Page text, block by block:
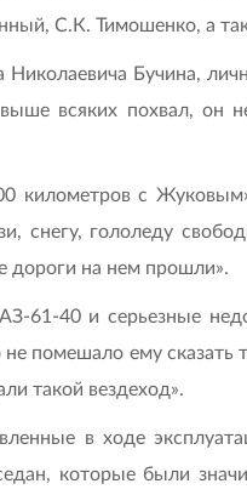
С.К. Тимошенко, а
Бучина,
выше всяких похвал,
километров с
снегу, гололеду
дороги на нем прошли».
61-40 и серьезные
помешало ему сказать
такой вездеход».
в ходе
которые были